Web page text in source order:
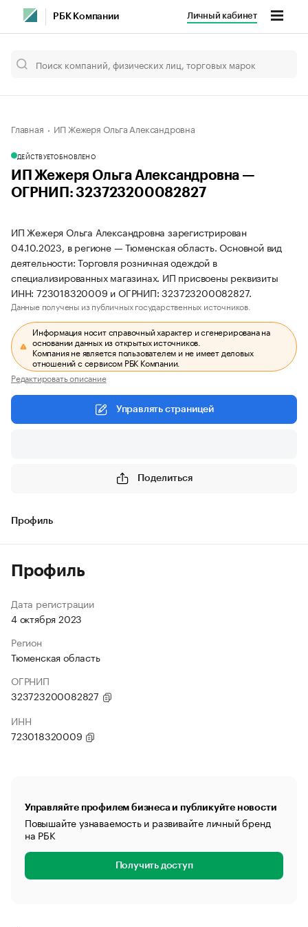
РБК Компании Личный кабинет
Главная ИП Жежеря Ольга Александровна
ДЕЙСТВУЕТОБНОВЛЕНО
ИП Жежеря Ольга Александровна —
ОГРНИП: 323723200082827
ИП Жежеря Ольга Александровна зарегистрирован
04.10.2023, в регионе — Тюменская область. Основной вид
деятельности: Торговля розничная одеждой в
специализированных магазинах. ИП присвоены реквизиты
ИНН: 723018320009 и ОГРНИП: 323723200082827.
Данные получены из публичных государственных источников.
Информация носит справочный характер и сгенерирована на
основании данных из открытых источников.
Компания не является пользователем и не имеет деловых
отношений с сервисом РБК Компании.
Редактировать описание
Управлять страницей
Поделиться
Профиль
Профиль
Дата регистрации
4 октября 2023
Регион
Тюменская область
ОГРНИП
323723200082827
ИНН
723018320009
Управляйте профилем бизнеса и публикуйте новости
Повышайте узнаваемость и развивайте личный бренд
на РБК
Получить доступ